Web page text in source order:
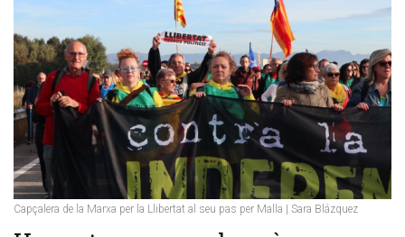
Capçalera de la Marxa per la Llibertat al seu pas per Malla | Sara Blázquez